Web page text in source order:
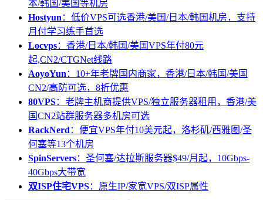
本/韩国/美国等机房
Hostyun ：低价VPS可选香港/美国/日本/韩国机房，支持
月付学习练手首选
Locvps：香港/日本/韩国/美国VPS年付80元
起,CN2/CTGNet线路
AoyoYun ：10+年老牌国内商家，香港/日本/韩国/美国
CN2/高防可选，8折优惠
80VPS：老牌主机商提供VPS/独立服务器租用，香港/美
国CN2站群服务器多机房可选
RackNerd ：便宜VPS年付10美元起，洛杉矶/西雅图/圣
何塞等13个机房
SpinServers：圣何塞/达拉斯服务器$49/月起，10Gbps-
40Gbps大带宽
双ISP住宅VPS：原生IP/家宽VPS/双ISP属性